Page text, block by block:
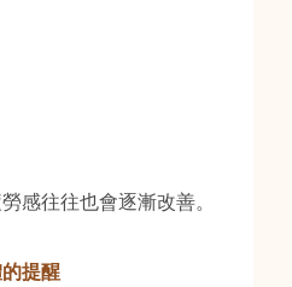
感往往也會逐漸改善。
提醒